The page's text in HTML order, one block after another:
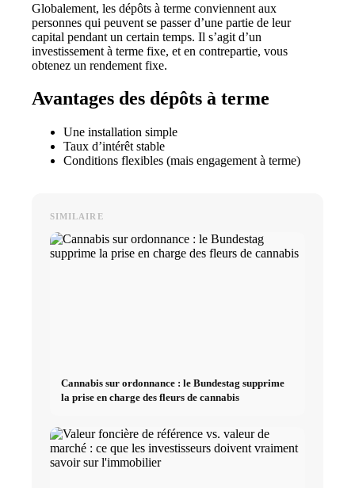
Globalement, les dépôts à terme conviennent aux
personnes qui peuvent se passer d’une partie de leur
capital pendant un certain temps. Il s’agit d’un
investissement à terme fixe, et en contrepartie, vous
obtenez un rendement fixe.
Avantages des dépôts à terme
Une installation simple
Taux d’intérêt stable
Conditions flexibles (mais engagement à terme)
SIMILAIRE
Cannabis sur ordonnance : le Bundestag supprime
la prise en charge des fleurs de cannabis